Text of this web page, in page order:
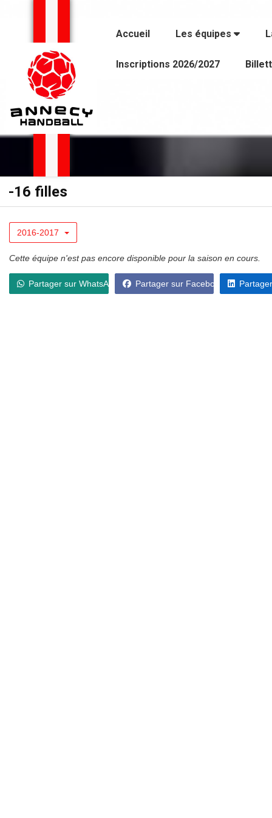
Accueil Les équipes
Inscriptions 2026/2027
-16 filles
2016-2017
Cette équipe n'est pas encore disponible pour la saison en cours.
Partager sur WhatsApp Partager sur Facebook